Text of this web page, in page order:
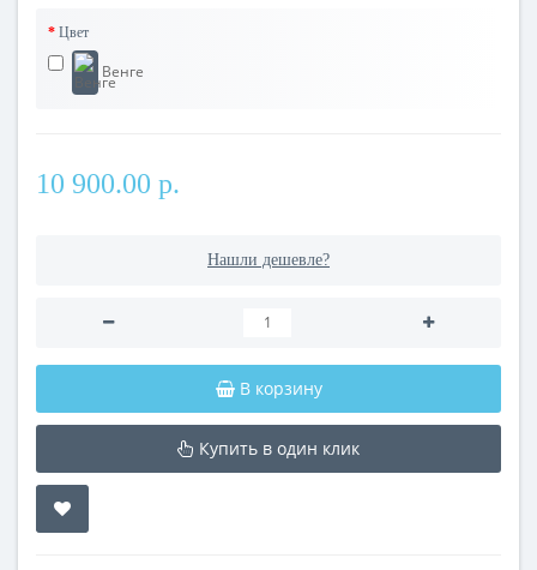
Цвет
Венге
10 900.00 р.
Нашли дешевле?
В корзину
Купить в один клик